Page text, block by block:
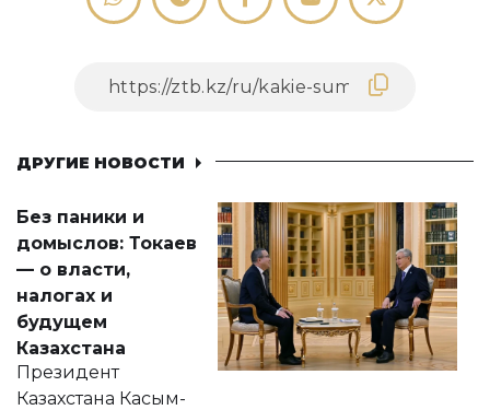
ДРУГИЕ НОВОСТИ
Без паники и
домыслов: Токаев
— о власти,
налогах и
будущем
Казахстана
Президент
Казахстана Касым-